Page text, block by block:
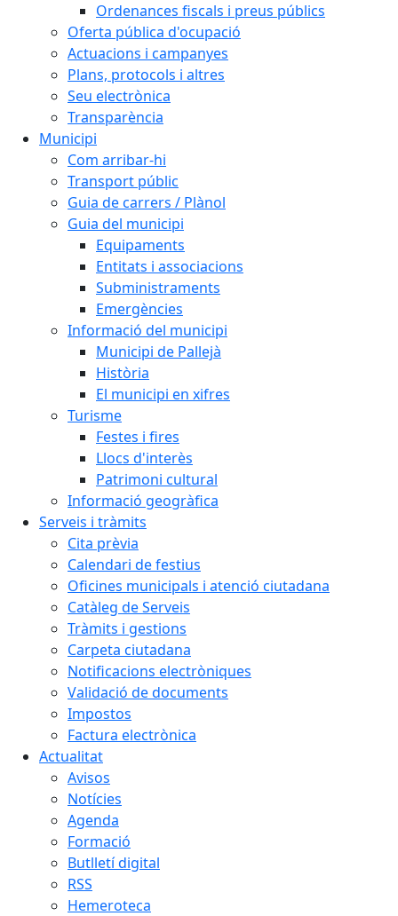
Ordenances fiscals i preus públics
Oferta pública d'ocupació
Actuacions i campanyes
Plans, protocols i altres
Seu electrònica
Transparència
Municipi
Com arribar-hi
Transport públic
Guia de carrers / Plànol
Guia del municipi
Equipaments
Entitats i associacions
Subministraments
Emergències
Informació del municipi
Municipi de Pallejà
Història
El municipi en xifres
Turisme
Festes i fires
Llocs d'interès
Patrimoni cultural
Informació geogràfica
Serveis i tràmits
Cita prèvia
Calendari de festius
Oficines municipals i atenció ciutadana
Catàleg de Serveis
Tràmits i gestions
Carpeta ciutadana
Notificacions electròniques
Validació de documents
Impostos
Factura electrònica
Actualitat
Avisos
Notícies
Agenda
Formació
Butlletí digital
RSS
Hemeroteca